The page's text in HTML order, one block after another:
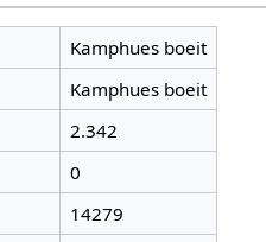
Kamphues boeit
Kamphues boeit
2.342
0
14279